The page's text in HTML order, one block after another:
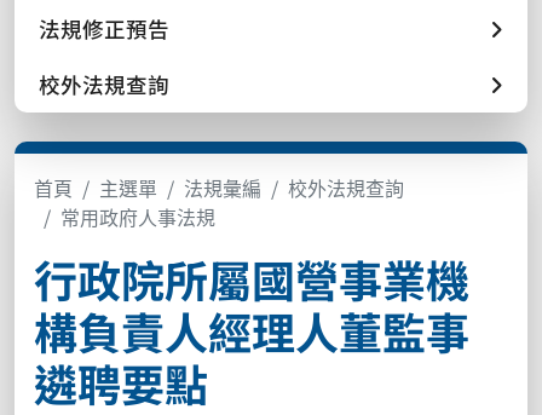
法規修正預告
校外法規查詢
首頁 主選單 法規彙編
校外法規查詢
常用政府人事法規
行政院所屬國營事業機
構負責人經理人董監事
遴聘要點